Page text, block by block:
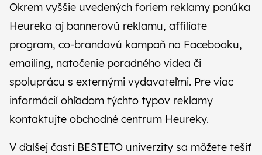
Okrem vyššie uvedených foriem reklamy ponúka
Heureka aj bannerovú reklamu, affiliate
program, co-brandovú kampaň na Facebooku,
emailing, natočenie poradného videa či
spoluprácu s externými vydavateľmi. Pre viac
informácií ohľadom týchto typov reklamy
kontaktujte obchodné centrum Heureky.
V ďalšej časti BESTETO univerzity sa môžete tešiť